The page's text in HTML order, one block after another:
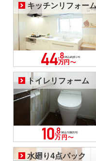
キッチンリフォー
トイレリフォーム
水廻り4点パック